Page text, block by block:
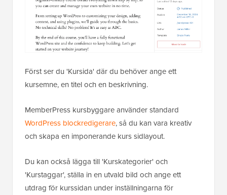
Först ser du 'Kursida' där du behöver ange ett
kursemne, en titel och en beskrivning.
MemberPress kursbyggare använder standard
WordPress blockredigerare, så du kan vara kreativ
och skapa en imponerande kurs sidlayout.
Du kan också lägga till 'Kurskategorier' och
'Kurstaggar', ställa in en utvald bild och ange ett
utdrag för kurssidan under inställningarna för